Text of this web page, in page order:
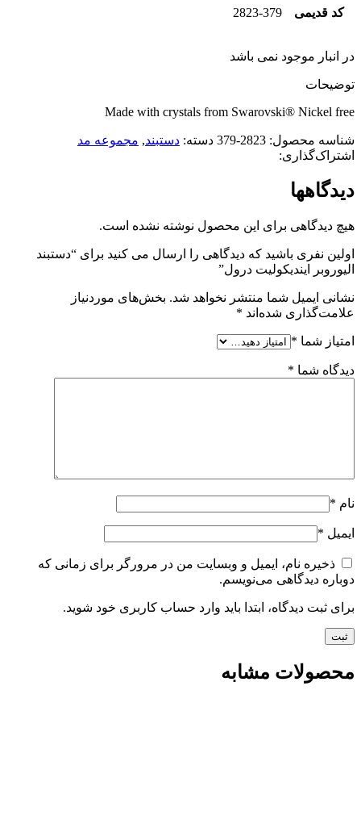
کد قدیمی 2823-379
در انبار موجود نمی باشد
توضیحات
Made with crystals from Swarovski® Nickel free
شناسه محصول: 2823-379 دسته: دستبند, مجموعه مد
اشتراک‌گذاری:
دیدگاهها
هیچ دیدگاهی برای این محصول نوشته نشده است.
اولین نفری باشید که دیدگاهی را ارسال می کنید برای “دستبند
الیوروبر ایندیکولیت درول”
نشانی ایمیل شما منتشر نخواهد شد. بخش‌های موردنیاز
علامت‌گذاری شده‌اند *
امتیاز شما *
دیدگاه شما *
نام *
ایمیل *
ذخیره نام، ایمیل و وبسایت من در مرورگر برای زمانی که
دوباره دیدگاهی می‌نویسم.
برای ثبت دیدگاه، ابتدا باید وارد حساب کاربری خود شوید.
محصولات مشابه